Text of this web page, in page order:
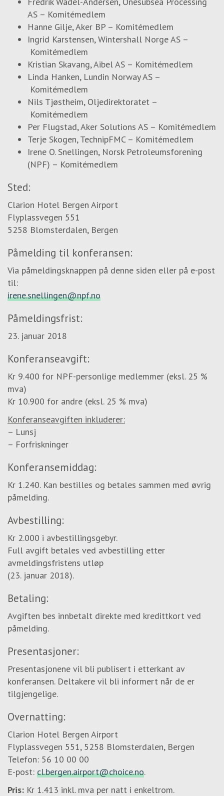
gjesteforsker på Stanford University
under Reliability of Marine Structures
programmet.
AS – Komitémedlem
Hanne Gilje,Aker BP – Komitémedlem
Ingrid Karstensen,Wintershall Norge AS –
Komitémedlem
Kristian Skavang,Aibel AS – Komitémedlem
Linda Hanken, Lundin Norway AS –
Komitémedlem
Nils Tjøstheim, Oljedirektoratet –
Komitémedlem
Per Flugstad,Aker Solutions AS – Komitémedlem
Terje Skogen, TechnipFMC– Komitémedlem
Irene O. Snellingen, Norsk Petroleumsforening
(NPF) – Komitémedlem
Sted:
Clarion Hotel Bergen Airport
Flyplassvegen 551
5258 Blomsterdalen, Bergen
Påmelding til konferansen:
Via påmeldingsknappen på denne siden eller på e-post
til:
irene.snellingen@npf.no
Påmeldingsfrist:
23. januar 2018
Konferanseavgift:
Kr 9.400 for NPF-personlige medlemmer (eksl. 25 %
mva)
Kr 10.900 for andre (eksl. 25 % mva)
Konferanseavgiften inkluderer:
– Lunsj
– Forfriskninger
Konferansemiddag:
Kr 1.240. Kan bestilles og betales sammen med øvrig
påmelding.
Avbestilling:
Kr 2.000 i avbestillingsgebyr.
Full avgift betales ved avbestilling etter
avmeldingsfristens utløp
(23. januar 2018).
Betaling:
Avgiften bes innbetalt direkte med kredittkort ved
påmelding.
Presentasjoner:
Presentasjonene vil bli publisert i etterkant av
konferansen. Deltakere vil bli informert når de er
tilgjengelige.
Overnatting:
Clarion Hotel Bergen Airport
Flyplassvegen 551, 5258 Blomsterdalen, Bergen
Telefon: 56 10 00 00
E-post: cl.bergen.airport@choice.no.
Pris: Kr 1.413 inkl. mva per natt i enkeltrom.